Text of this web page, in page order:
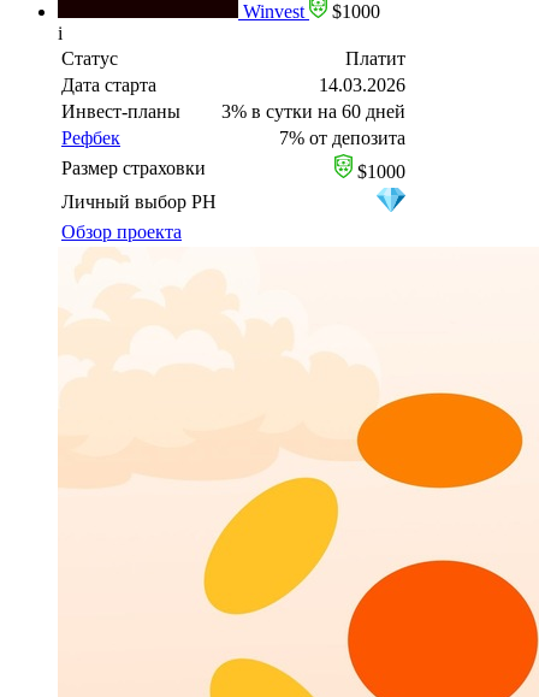
Winvest
$1000
i
Статус
Платит
Дата старта
14.03.2026
Инвест-планы
3% в сутки на 60 дней
Рефбек
7% от депозита
Размер страховки
$1000
Личный выбор PH
Обзор проекта